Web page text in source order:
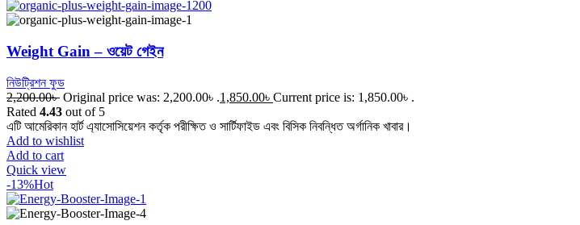
Weight Gain – ওয়েট গেইন
নিউট্রিশন ফুড
2,200.00৳ Original price was: 2,200.00৳ .1,850.00৳ Current price is: 1,850.00৳ .
Rated 4.43 out of 5
এটি আমেরিকান হার্ট এ্যাসোসিয়েশন কর্তৃক পরীক্ষিত ও সার্টিফাইড এবং বিসিক নিবন্ধিত অর্গানিক খাবার।
Add to wishlist
Add to cart
Quick view
-13%Hot